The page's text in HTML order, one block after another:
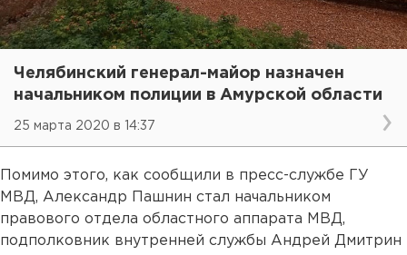
Челябинский генерал-майор назначен
начальником полиции в Амурской области
25 марта 2020 в 14:37
Помимо этого, как сообщили в пресс-службе ГУ
МВД, Александр Пашнин стал начальником
правового отдела областного аппарата МВД,
подполковник внутренней службы Андрей Дмитрин